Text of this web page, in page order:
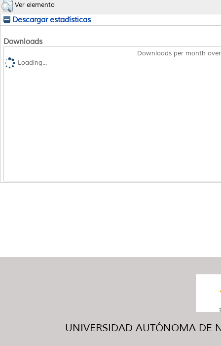
Ver elemento
Descargar estadísticas
Downloads
Downloads per month
Loading...
UNIVERSIDAD AUTÓNOMA DE